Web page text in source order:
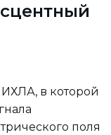
в которой
поля